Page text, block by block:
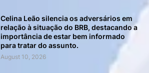
Celina Leão silencia os adversários em
relação à situação do BRB, destacando a
importância de estar bem informado
para tratar do assunto.
August 10, 2026